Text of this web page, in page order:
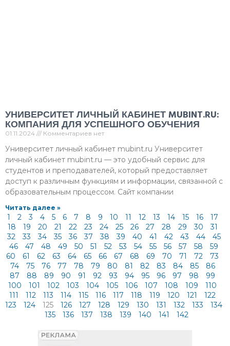
УНИВЕРСИТЕТ ЛИЧНЫЙ КАБИНЕТ MUBINT.RU:
КОМПАНИЯ ДЛЯ УСПЕШНОГО ОБУЧЕНИЯ
01.11.2024 Комментариев нет
Университет личный кабинет mubint.ru Университет
личный кабинет mubint.ru — это удобный сервис для
студентов и преподавателей, который предоставляет
доступ к различным функциям и информации, связанной с
образовательным процессом. Сайт компании
Читать далее »
1 2 3 4 5 6 7 8 9 10 11 12 13 14 15 16
17
18
19 20 21 22 23 24 25 26 27 28 29 30
31
32
33 34 35 36 37 38 39 40 41 42 43 44
45
46
47 48 49 50 51 52 53 54 55 56 57 58
59
60
61 62 63 64 65 66 67 68 69 70 71 72
73
74
75 76 77 78 79 80 81 82 83 84 85
86
87
88 89 90 91 92 93 94 95 96 97 98
99
100
101 102 103 104 105 106 107 108 109
110
111
112 113 114 115 116 117 118 119 120 121
122
123
124 125 126 127 128 129 130 131 132 133
134
135
136 137 138 139 140 141 142